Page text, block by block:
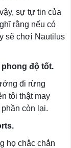
sự tự tin của
rằng nếu có
sẽ chơi Nautilus
phong độ tốt.
đi rừng
tôi thật may
còn lại.
họ chắc chắn